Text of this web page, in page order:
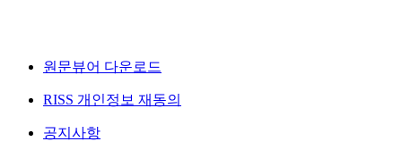
원문뷰어 다운로드
RISS 개인정보 재동의
공지사항